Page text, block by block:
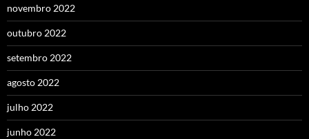
novembro 2022
outubro 2022
setembro 2022
agosto 2022
julho 2022
junho 2022